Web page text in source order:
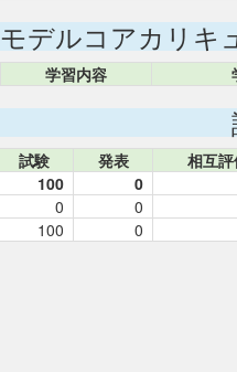
モデルコアカリキ
学習内容
試験 発表
相互評
100
0
0
0
100 0